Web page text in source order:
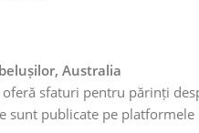
Australia
sfaturi pentru părinți
sunt publicate pe platformele